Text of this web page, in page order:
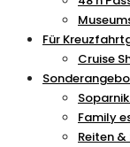
Für
Cruise
Family
Reiten